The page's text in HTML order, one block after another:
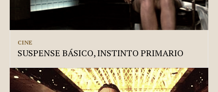
CINE
SUSPENSE BÁSICO, INSTINTO PRIMARIO